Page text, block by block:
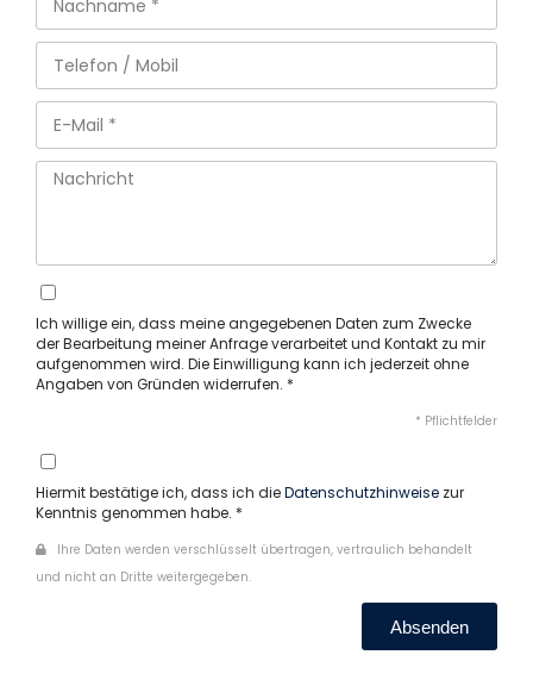
Ich willige ein, dass meine angegebenen Daten zum Zwecke
der Bearbeitung meiner Anfrage verarbeitet und Kontakt zu mir
aufgenommen wird. Die Einwilligung kann ich jederzeit ohne
Angaben von Gründen widerrufen. *
* Pflichtfelder
Hiermit bestätige ich, dass ich dieDatenschutzhinweise zur
Kenntnis genommen habe. *
Ihre Daten werden verschlüsselt übertragen, vertraulich behandelt
und nicht an Dritte weitergegeben.
Absenden